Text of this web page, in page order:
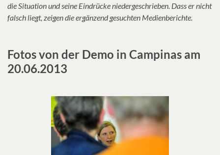
die Situation und seine Eindrücke niedergeschrieben. Dass er nicht
falsch liegt, zeigen die ergänzend gesuchten Medienberichte.
Fotos von der Demo in Campinas am
20.06.2013